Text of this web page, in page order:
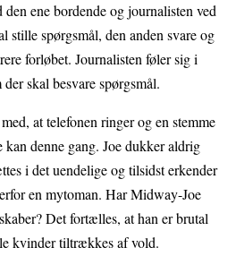
den ene bordende og journalisten ved
stille spørgsmål, den anden svare og
forløbet. Journalisten føler sig i
skal besvare spørgsmål.
at telefonen ringer og en stemme
kan denne gang. Joe dukker aldrig
i det uendelige og tilsidst erkender
en mytoman. Har Midway-Joe
Det fortælles, at han er brutal
kvinder tiltrækkes af vold.